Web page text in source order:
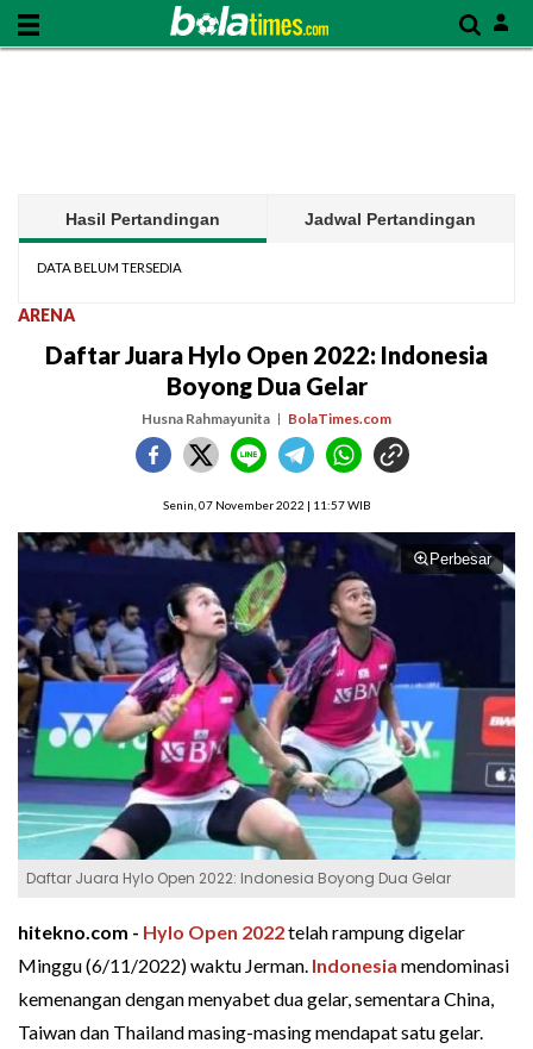
Hasil Pertandingan Jadwal Pertandingan
DATA BELUM TERSEDIA
ARENA
Daftar Juara Hylo Open 2022: Indonesia
Boyong Dua Gelar
Husna Rahmayunita BolaTimes.com
Senin, 07 November 2022 | 11:57 WIB
Perbesar
Daftar Juara Hylo Open 2022: Indonesia Boyong Dua Gelar
hitekno.com - Hylo Open 2022telah rampung digelar
Minggu (6/11/2022) waktu Jerman. Indonesia mendominasi
kemenangan dengan menyabet dua gelar, sementara China,
Taiwan dan Thailand masing-masing mendapat satu gelar.